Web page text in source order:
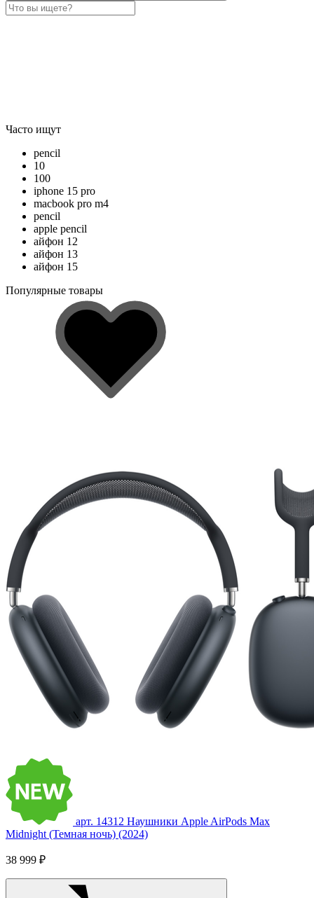
Часто ищут
pencil
10
100
iphone 15 pro
macbook pro m4
pencil
apple pencil
айфон 12
айфон 13
айфон 15
Популярные товары
арт. 14312 Наушники Apple AirPods Max
Midnight (Темная ночь) (2024)
38 999 ₽